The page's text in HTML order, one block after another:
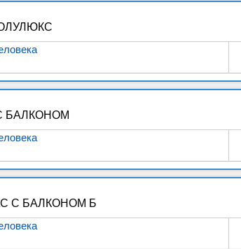
БАЛКОНОМ
С БАЛКОНОМ Б